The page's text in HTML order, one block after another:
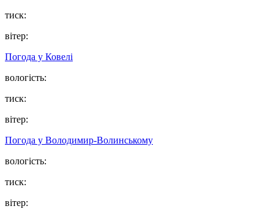
тиск:
вітер:
Погода у Ковелі
вологість:
тиск:
вітер:
Погода у Володимир-Волинському
вологість:
тиск:
вітер: